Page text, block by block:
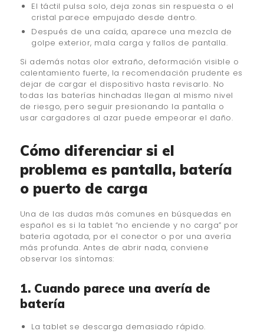
El táctil pulsa solo, deja zonas sin respuesta o el
cristal parece empujado desde dentro.
Después de una caída, aparece una mezcla de
golpe exterior, mala carga y fallos de pantalla.
Si además notas olor extraño, deformación visible o
calentamiento fuerte, la recomendación prudente es
dejar de cargar el dispositivo hasta revisarlo. No
todas las baterías hinchadas llegan al mismo nivel
de riesgo, pero seguir presionando la pantalla o
usar cargadores al azar puede empeorar el daño.
Cómo diferenciar si el
problema es pantalla, batería
o puerto de carga
Una de las dudas más comunes en búsquedas en
español es si la tablet “no enciende y no carga” por
batería agotada, por el conector o por una avería
más profunda. Antes de abrir nada, conviene
observar los síntomas:
1. Cuando parece una avería de
batería
La tablet se descarga demasiado rápido.